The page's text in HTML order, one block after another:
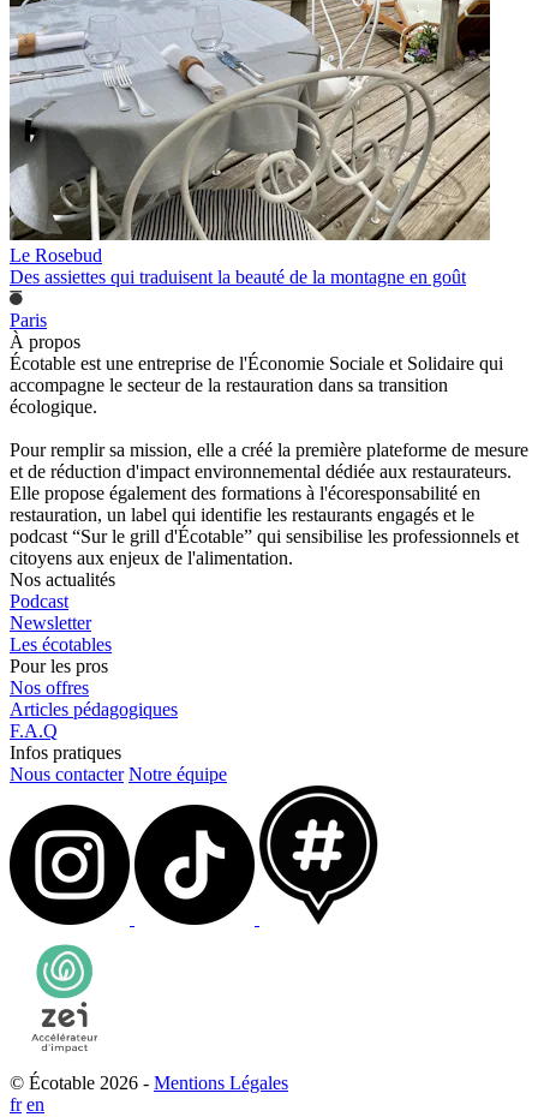
Le Rosebud
Des assiettes qui traduisent la beauté de la montagne en goût
Paris
À propos
Écotable est une entreprise de l'Économie Sociale et Solidaire qui
accompagne le secteur de la restauration dans sa transition
écologique.
Pour remplir sa mission, elle a créé la première plateforme de mesure
et de réduction d'impact environnemental dédiée aux restaurateurs.
Elle propose également des formations à l'écoresponsabilité en
restauration, un label qui identifie les restaurants engagés et le
podcast “Sur le grill d'Écotable” qui sensibilise les professionnels et
citoyens aux enjeux de l'alimentation.
Nos actualités
Podcast
Newsletter
Les écotables
Pour les pros
Nos offres
Articles pédagogiques
F.A.Q
Infos pratiques
Nous contacter Notre équipe
© Écotable 2026 - Mentions Légales
fr en